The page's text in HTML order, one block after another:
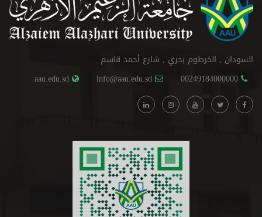
السودان , الخرطوم بحري , شارع أحمد قاسم
00249184000000
info@aau.edu.sd
aau.edu.sd